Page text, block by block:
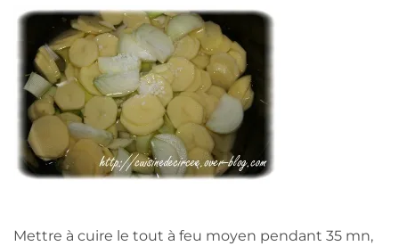
Mettre à cuire le tout à feu moyen pendant 35 mn,